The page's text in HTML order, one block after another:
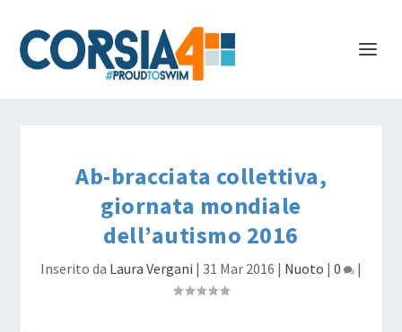
Ab-bracciata collettiva,
giornata mondiale
dell’autismo 2016
Inserito da Laura Vergani | 31 Mar 2016 | Nuoto | 0 |